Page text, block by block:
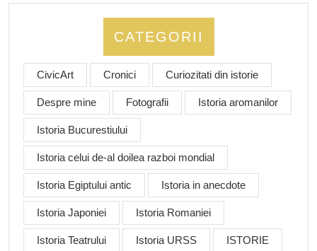
CATEGORII
CivicArt Cronici Curiozitati din istorie
Despre mine Fotografii Istoria aromanilor
Istoria Bucurestiului
Istoria celui de-al doilea razboi mondial
Istoria Egiptului antic Istoria in anecdote
Istoria Japoniei Istoria Romaniei
Istoria Teatrului Istoria URSS ISTORIE